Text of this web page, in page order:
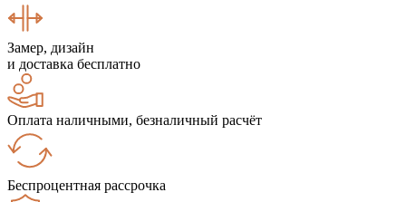
Замер, дизайн
и доставка бесплатно
Оплата наличными, безналичный расчёт
Беспроцентная рассрочка